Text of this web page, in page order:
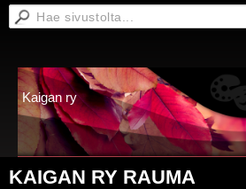
Kaigan ry
KAIGAN RY RAUMA